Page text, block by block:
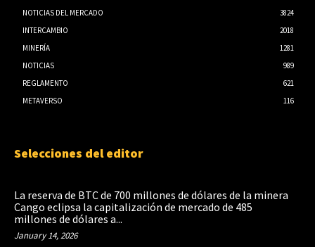
NOTICIAS DEL MERCADO
3824
INTERCAMBIO
2018
MINERÍA
1281
NOTICIAS
989
REGLAMENTO
621
METAVERSO
116
Selecciones del editor
La reserva de BTC de 700 millones de dólares de la minera
Cango eclipsa la capitalización de mercado de 485
millones de dólares a...
January 14, 2026